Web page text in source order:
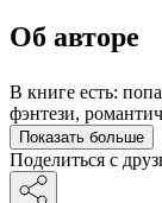
Об авторе
В книге есть:
фэнтези,
Показать больше
Поделиться с